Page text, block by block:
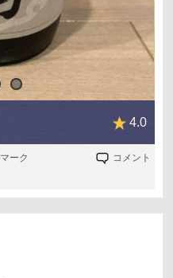
4.0
ーク コメント